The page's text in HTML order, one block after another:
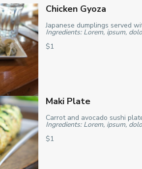
Chicken Gyoza
Japanese dumplings served
Ingredients: Lorem, ipsum,
$1
Maki Plate
Carrot and avocado sushi
Ingredients: Lorem, ipsum,
$1